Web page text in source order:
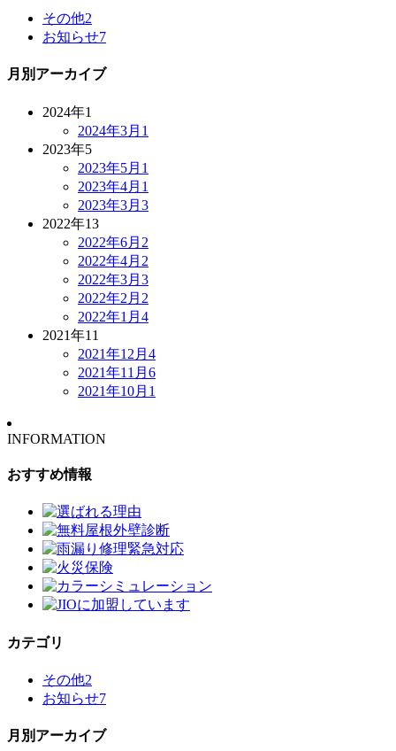
その他2
お知らせ7
月別アーカイブ
2024年1
2024年3月 1
2023年5
2023年5月 1
2023年4月 1
2023年3月 3
2022年13
2022年6月 2
2022年4月 2
2022年3月 3
2022年2月 2
2022年1月 4
2021年11
2021年12月 4
2021年11月 6
2021年10月 1
INFORMATION
おすすめ情報
カテゴリ
その他2
お知らせ7
月別アーカイブ